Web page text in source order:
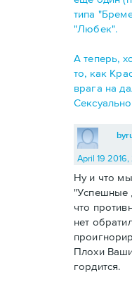
типа
"Любек".
А теперь,
то, как
врага на
April 19
Ну и что
"Успешные
что
нет
Плохи
гордится.